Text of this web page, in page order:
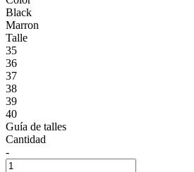
Black
Marron
Talle
35
36
37
38
39
40
Guía de talles
Cantidad
-